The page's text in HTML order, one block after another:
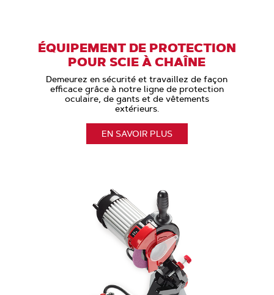
ÉQUIPEMENT DE PROTECTION
POUR SCIE À CHAÎNE
Demeurez en sécurité et travaillez de façon
efficace grâce à notre ligne de protection
oculaire, de gants et de vêtements
extérieurs.
EN SAVOIR PLUS